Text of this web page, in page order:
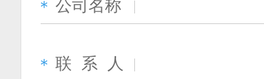
＊ 公司名称
＊ 联 系 人